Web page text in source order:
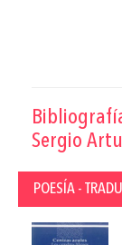
Sergio
POESÍA -